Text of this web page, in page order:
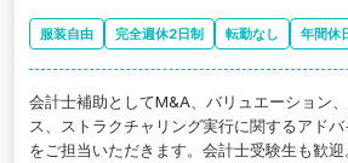
服装自由 完全週休2日制 転勤なし 年間休
会計士補助としてM&A、バリュエーション
ス、ストラクチャリング実行に関するアド
をご担当いただきます。会計士受験生も歓